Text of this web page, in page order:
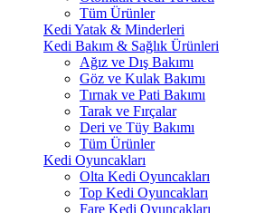
Tüm Ürünler
Kedi Yatak & Minderleri
Kedi Bakım & Sağlık Ürünleri
Ağız ve Dış Bakımı
Göz ve Kulak Bakımı
Tırnak ve Pati Bakımı
Tarak ve Fırçalar
Deri ve Tüy Bakımı
Tüm Ürünler
Kedi Oyuncakları
Olta Kedi Oyuncakları
Top Kedi Oyuncakları
Fare Kedi Oyuncakları